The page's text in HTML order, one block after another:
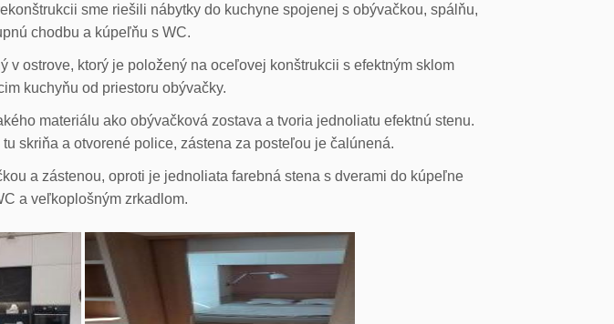
sme riešili nábytky do kuchyne spojenej s obývačkou, spálňu,
chodbu a kúpeľňu s WC.
v ostrove, ktorý je položený na oceľovej konštrukcii s efektným sklom
kuchyňu od priestoru obývačky.
materiálu ako obývačková zostava a tvoria jednoliatu efektnú stenu.
skriňa a otvorené police, zástena za posteľou je čalúnená.
a zástenou, oproti je jednoliata farebná stena s dverami do kúpeľne
a veľkoplošným zrkadlom.